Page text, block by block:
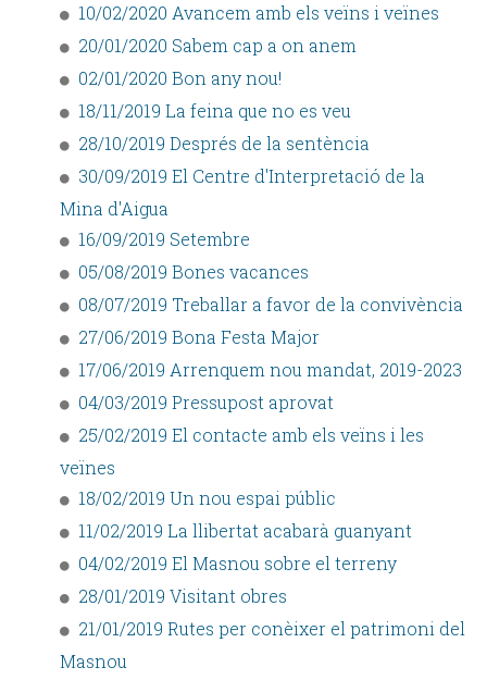
10/02/2020 Avancem amb els veïns i veïnes
20/01/2020 Sabem cap a on anem
02/01/2020 Bon any nou!
18/11/2019 La feina que no es veu
28/10/2019 Després de la sentència
30/09/2019 El Centre d'Interpretació de la
Mina d'Aigua
16/09/2019 Setembre
05/08/2019 Bones vacances
08/07/2019 Treballar a favor de la convivència
27/06/2019 Bona Festa Major
17/06/2019 Arrenquem nou mandat, 2019-2023
04/03/2019 Pressupost aprovat
25/02/2019 El contacte amb els veïns i les
veïnes
18/02/2019 Un nou espai públic
11/02/2019 La llibertat acabarà guanyant
04/02/2019 El Masnou sobre el terreny
28/01/2019 Visitant obres
21/01/2019 Rutes per conèixer el patrimoni del
Masnou